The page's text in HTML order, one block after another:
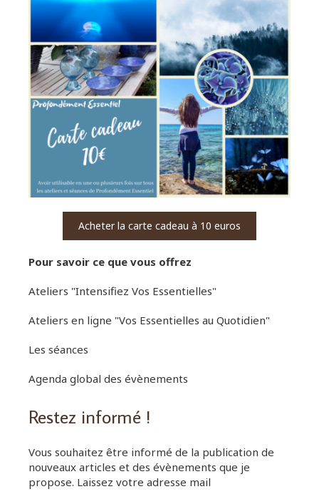
Acheter la carte cadeau à 10 euros
Pour savoir ce que vous offrez
Ateliers "Intensifiez Vos Essentielles"
Ateliers en ligne "Vos Essentielles au Quotidien"
Les séances
Agenda global des évènements
Restez informé !
Vous souhaitez être informé de la publication de
nouveaux articles et des évènements que je
propose. Laissez votre adresse mail